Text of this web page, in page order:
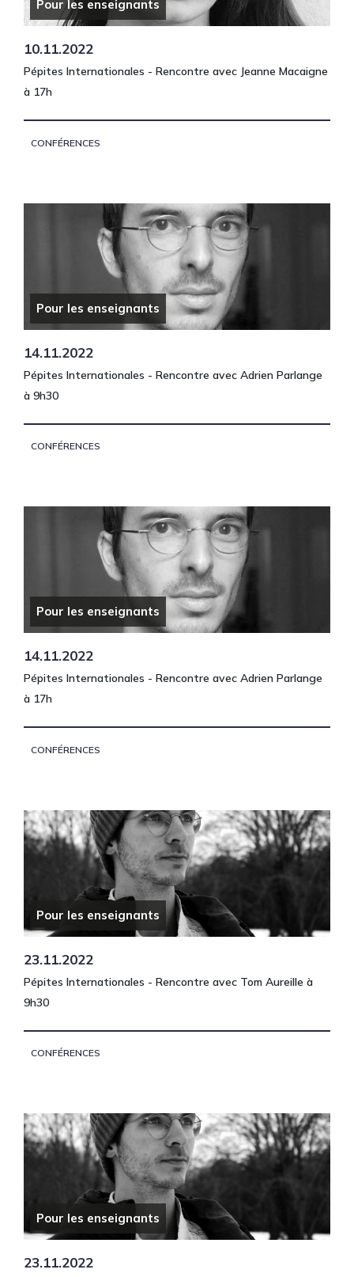
Pour les enseignants
10.11.2022
Pépites Internationales - Rencontre avec Jeanne Macaigne
à 17h
CONFÉRENCES
Pour les enseignants
14.11.2022
Pépites Internationales - Rencontre avec Adrien Parlange
à 9h30
CONFÉRENCES
Pour les enseignants
14.11.2022
Pépites Internationales - Rencontre avec Adrien Parlange
à 17h
CONFÉRENCES
Pour les enseignants
23.11.2022
Pépites Internationales - Rencontre avec Tom Aureille à
9h30
CONFÉRENCES
Pour les enseignants
23.11.2022